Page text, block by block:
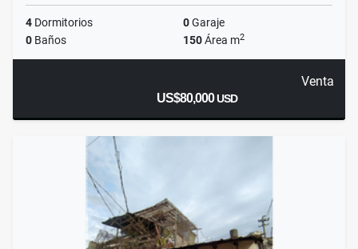
4 Dormitorios 0Garaje
0 Baños 150Área m2
Venta
US$80,000USD